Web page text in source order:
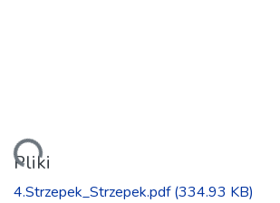
Pliki
4.Strzepek_Strzepek.pdf(334.93 KB)